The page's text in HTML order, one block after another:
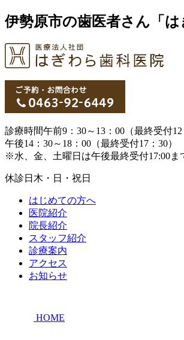
伊勢原市の歯医者さん「
診療時間午前9：30～13：00（最終受付12
午後14：30～18：00（最終受付17：30）
※水、金、土曜日は午後最終受付17:00ま
休診日 木・日・祝日
はじめての方へ
医院紹介
院長紹介
スタッフ紹介
診療案内
アクセス
お知らせ
HOME